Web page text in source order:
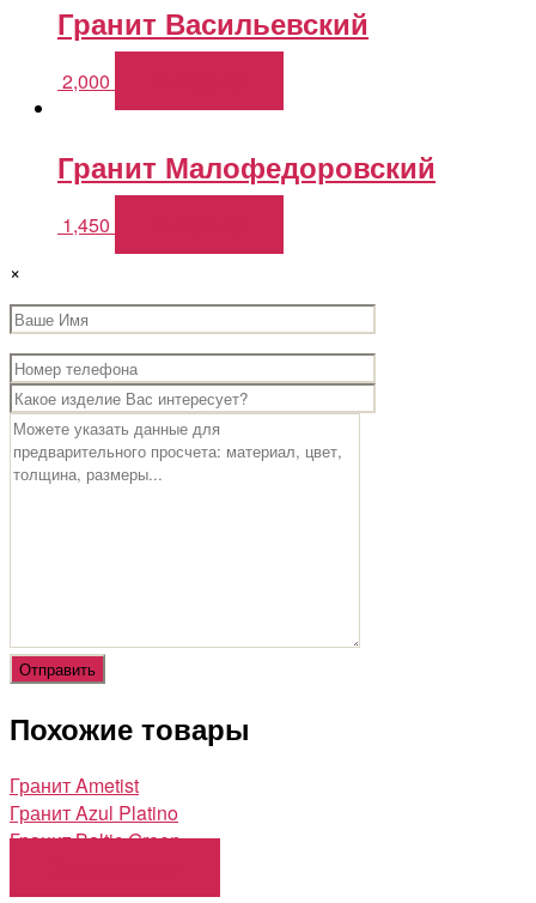
Гранит Васильевский
2,000
Гранит Малофедоровский
1,450
×
Похожие товары
Гранит Ametist
Гранит Azul Platino
Гранит Baltic Green